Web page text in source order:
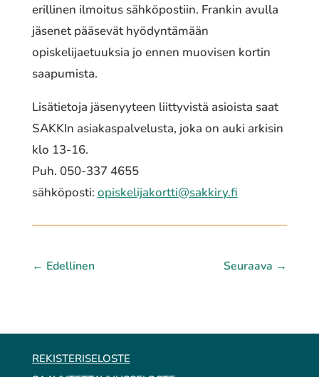
erillinen ilmoitus sähköpostiin. Frankin avulla
jäsenet pääsevät hyödyntämään
opiskelijaetuuksia jo ennen muovisen kortin
saapumista.
Lisätietoja jäsenyyteen liittyvistä asioista saat
SAKKIn asiakaspalvelusta, joka on auki arkisin
klo 13-16.
Puh. 050-337 4655
sähköposti: opiskelijakortti@sakkiry.fi
← Edellinen Seuraava →
REKISTERISELOSTE